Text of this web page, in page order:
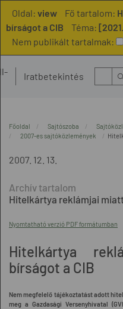
Oldal: view Fő tartalom:
bírságot a CIB
Téma:
Nem publikált tartalmak:
Iratbetekintés Kereső
Főoldal Sajtószoba
2007-es sajtóközlemények
2007. 12. 13.
Hitelkártya reklámjai
Nyomtatható verzió PDF formátumban
Hitelkártya
bírságot a CIB
Nem megfelelő tájékoztatást adott
meg a Gazdasági Versenyhivatal